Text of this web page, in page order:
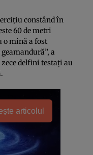
constând în
60 de metri
o mină a fost
a
delfini testaţi au
articolul